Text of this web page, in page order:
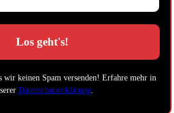
wir keinen Spam versenden! Erfahre mehr in
Datenschutzerklärung.